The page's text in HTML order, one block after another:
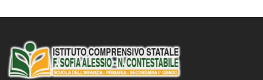
Bandi di gara e contratti
Burocrazia zero
Calendario scolastico